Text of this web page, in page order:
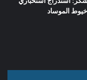
الموساد